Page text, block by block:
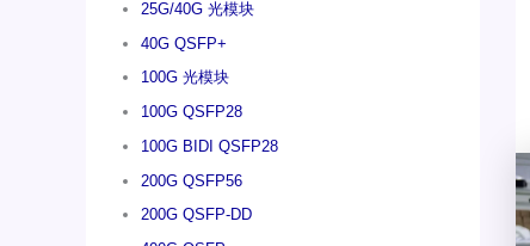
25G/40G 光模块
40G QSFP+
100G 光模块
100G QSFP28
100G BIDI QSFP28
200G QSFP56
200G QSFP-DD